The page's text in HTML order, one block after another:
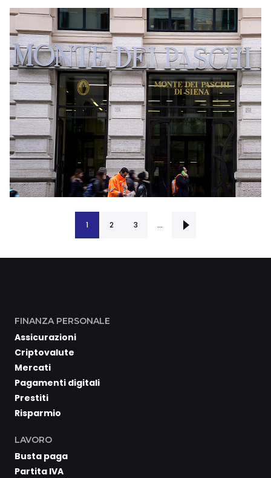
1 2 3 …
Successiva ›
FINANZA PERSONALE
Assicurazioni
Criptovalute
Mercati
Pagamenti digitali
Prestiti
Risparmio
LAVORO
Busta paga
Partita IVA